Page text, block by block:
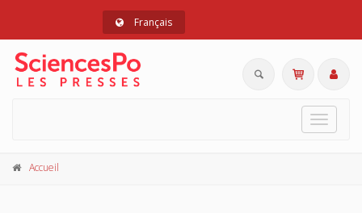
Français
Toggle
Accueil